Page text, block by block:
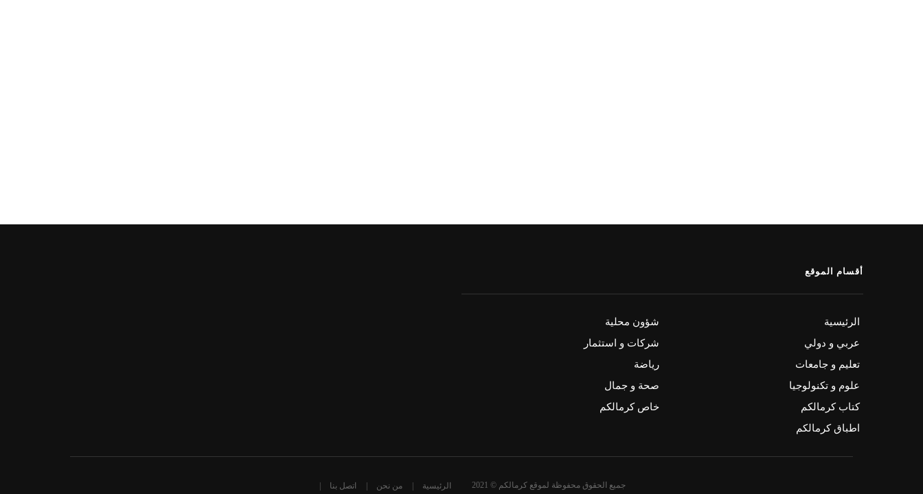
أقسام الموقع
الرئيسية
شؤون محلية
عربي و دولي
شركات و استثمار
تعليم و جامعات
رياضة
علوم و تكنولوجيا
صحة و جمال
كتاب كرمالكم
خاص كرمالكم
اطباق كرمالكم
جميع الحقوق محفوظة لموقع كرمالكم © 2021 اتصل بنا من نحن الرئيسية